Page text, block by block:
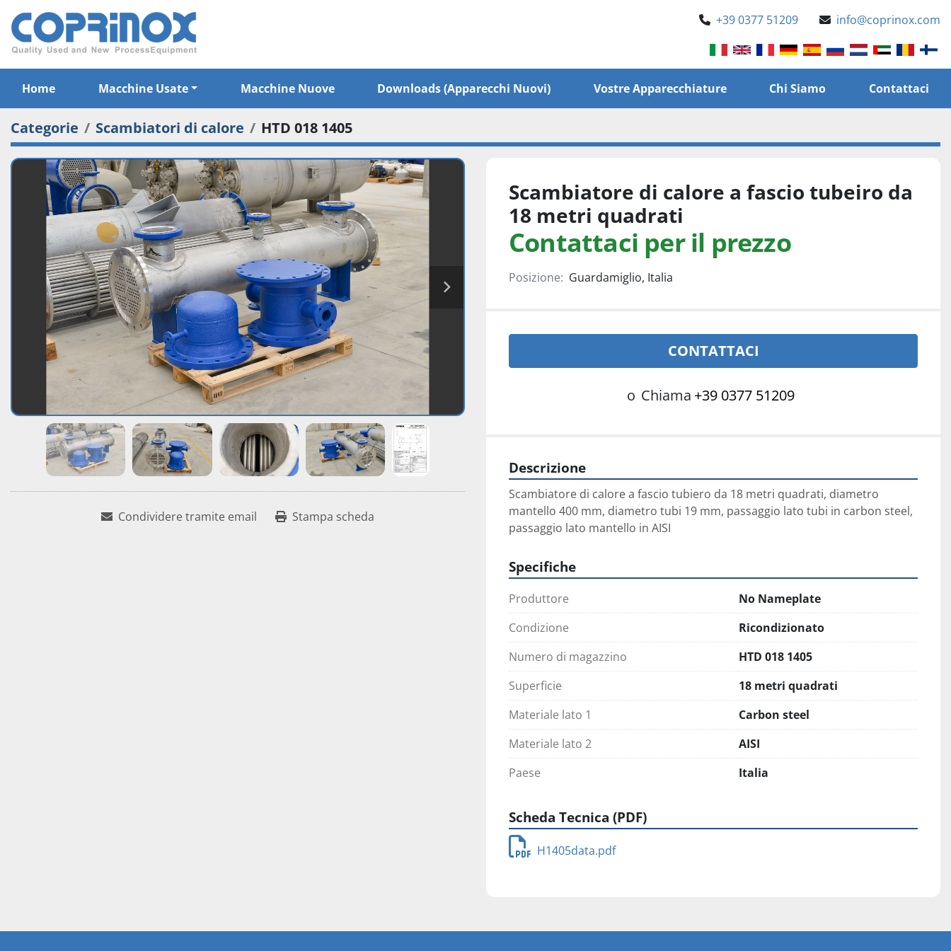
+39 0377 51209 info@coprinox.com
Home Macchine Usate Macchine Nuove Downloads (apparecchi Nuovi) Vostre Apparecchiature Chi Siamo Contattaci
Categorie Scambiatori di calore HTD 018 1405
Condividere tramite email Stampa scheda
Scambiatore di calore a fascio tubeiro da
18 metri quadrati
Contattaci per il prezzo
Posizione: Guardamiglio, Italia
CONTATTACI
o Chiama +39 0377 51209
Descrizione
Scambiatore di calore a fascio tubiero da 18 metri quadrati, diametro
mantello 400 mm, diametro tubi 19 mm, passaggio lato tubi in carbon steel,
passaggio lato mantello in AISI
Specifiche
Produttore
No Nameplate
Condizione
Ricondizionato
Numero di magazzino
HTD 018 1405
Superficie
18 metri quadrati
Materiale lato 1
Carbon steel
Materiale lato 2
AISI
Paese
Italia
Scheda Tecnica (PDF)
H1405data.pdf